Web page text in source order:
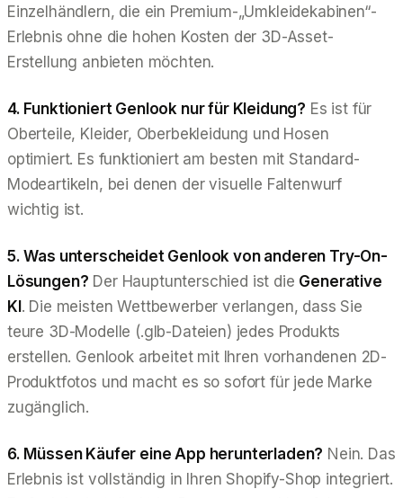
Einzelhändlern, die ein Premium-„Umkleidekabinen“-
Erlebnis ohne die hohen Kosten der 3D-Asset-
Erstellung anbieten möchten.
4. Funktioniert Genlook nur für Kleidung? Es ist für
Oberteile, Kleider, Oberbekleidung und Hosen
optimiert. Es funktioniert am besten mit Standard-
Modeartikeln, bei denen der visuelle Faltenwurf
wichtig ist.
5. Was unterscheidet Genlook von anderen Try-On-
Lösungen? Der Hauptunterschied ist die Generative
KI. Die meisten Wettbewerber verlangen, dass Sie
teure 3D-Modelle (.glb-Dateien) jedes Produkts
erstellen. Genlook arbeitet mit Ihren vorhandenen 2D-
Produktfotos und macht es so sofort für jede Marke
zugänglich.
6. Müssen Käufer eine App herunterladen? Nein. Das
Erlebnis ist vollständig in Ihren Shopify-Shop integriert.